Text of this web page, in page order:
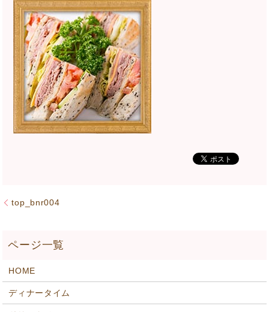
top_bnr004
HOME
ディナータイム